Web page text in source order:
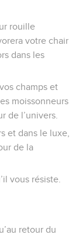
rouille
votre chair
dans les
champs et
moissonneurs
de l’univers.
et dans le luxe,
de la
vous résiste.
retour du